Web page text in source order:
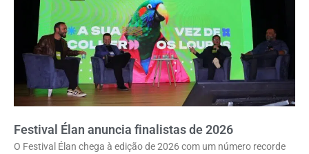
Festival Élan anuncia finalistas de 2026
O Festival Élan chega à edição de 2026 com um número recorde